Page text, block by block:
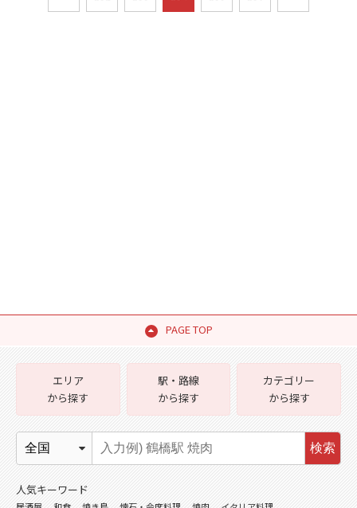
PAGE TOP
エリア
から探す
駅・路線
から探す
カテゴリー
から探す
検索
人気キーワード